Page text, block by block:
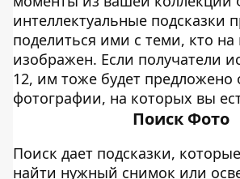
интеллектуальные подсказки
поделиться ими с теми, кто на
изображен. Если получатели
12, им тоже будет предложено
фотографии, на которых вы
Поиск Фото
Поиск дает подсказки,
найти нужный снимок или